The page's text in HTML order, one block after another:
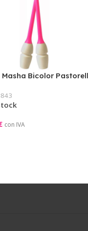
Masha Bicolor
con IVA